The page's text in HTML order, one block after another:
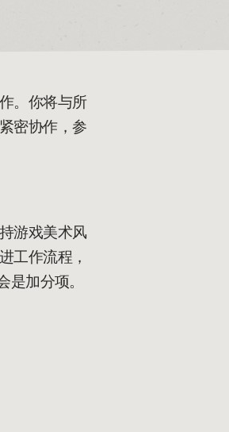
。你将与所
密协作，参
游戏美术风
工作流程，
加分项。